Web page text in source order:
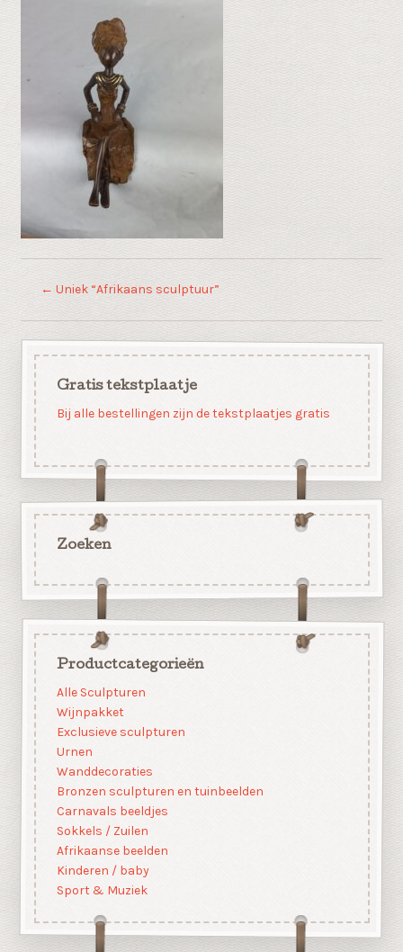
← Uniek “Afrikaans sculptuur”
Gratis tekstplaatje
Bij alle bestellingen zijn de tekstplaatjes gratis
Zoeken
Productcategorieën
Alle Sculpturen
Wijnpakket
Exclusieve sculpturen
Urnen
Wanddecoraties
Bronzen sculpturen en tuinbeelden
Carnavals beeldjes
Sokkels / Zuilen
Afrikaanse beelden
Kinderen / baby
Sport & Muziek